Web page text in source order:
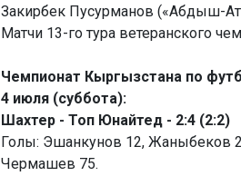
Закирбек Пусурманов («Абдыш-
Матчи 13-го тура ветеранского
Чемпионат Кыргызстана по
4 июля (суббота):
Шахтер - Топ Юнайтед - 2:4 (2:2)
Голы: Эшанкунов 12, Жаныбеков
Чермашев 75.